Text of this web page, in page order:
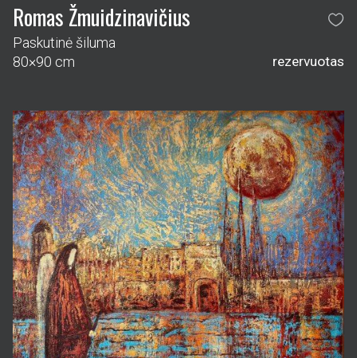
Romas Žmuidzinavičius
Paskutinė šiluma
80×90 cm
rezervuotas